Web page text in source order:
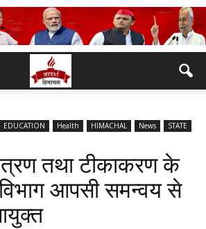
EDUCATION Health HIMACHAL News
STATE
तथा टीकाकरण के
आपसी समन्वय से